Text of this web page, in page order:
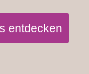
entdecken